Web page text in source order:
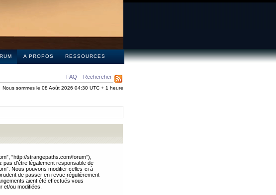
A PROPOS RESSOURCES
FAQ Rechercher
Nous sommes le 08 Août 2026 04:30 UTC + 1 heure
“http://strangepaths.com/forum”),
d’être légalement responsable de
Nous pouvons modifier celles-ci à
de passer en revue régulièrement
aient été effectués vous
et/ou modifiées.